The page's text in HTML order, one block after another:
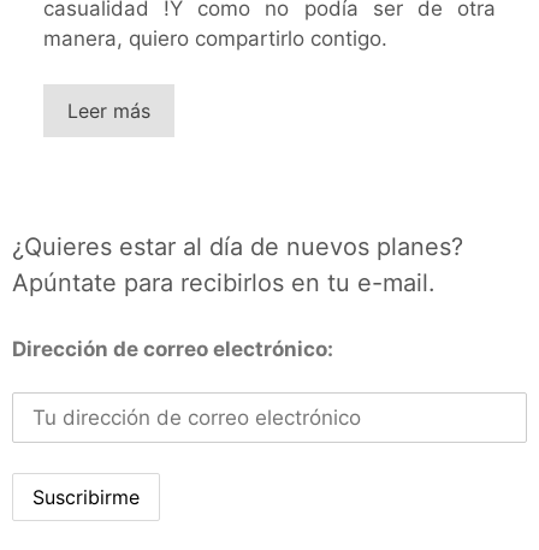
casualidad !Y como no podía ser de otra
manera, quiero compartirlo contigo.
Leer más
¿Quieres estar al día de nuevos planes?
Apúntate para recibirlos en tu e-mail.
Dirección de correo electrónico: